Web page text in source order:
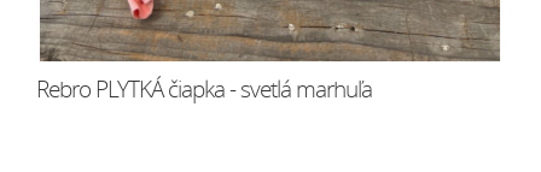
Rebro PLYTKÁ čiapka - svetlá marhuľa